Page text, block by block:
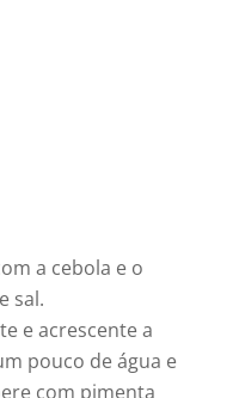
a cebola e o
sal.
e acrescente a
pouco de água e
com pimenta